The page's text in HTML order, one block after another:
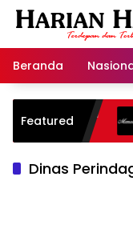
Langsung
Beranda
Featured
Warisan
Dinas